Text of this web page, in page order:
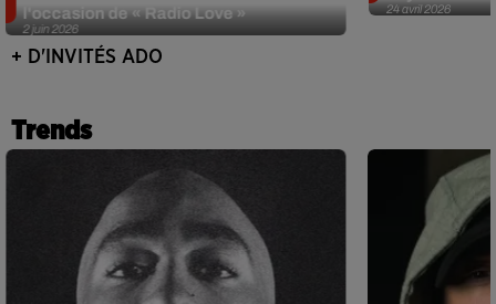
2 juin 2026
l'occasion de « Radio Love »
24 avril 2026
+ D'INVITÉS ADO
Trends